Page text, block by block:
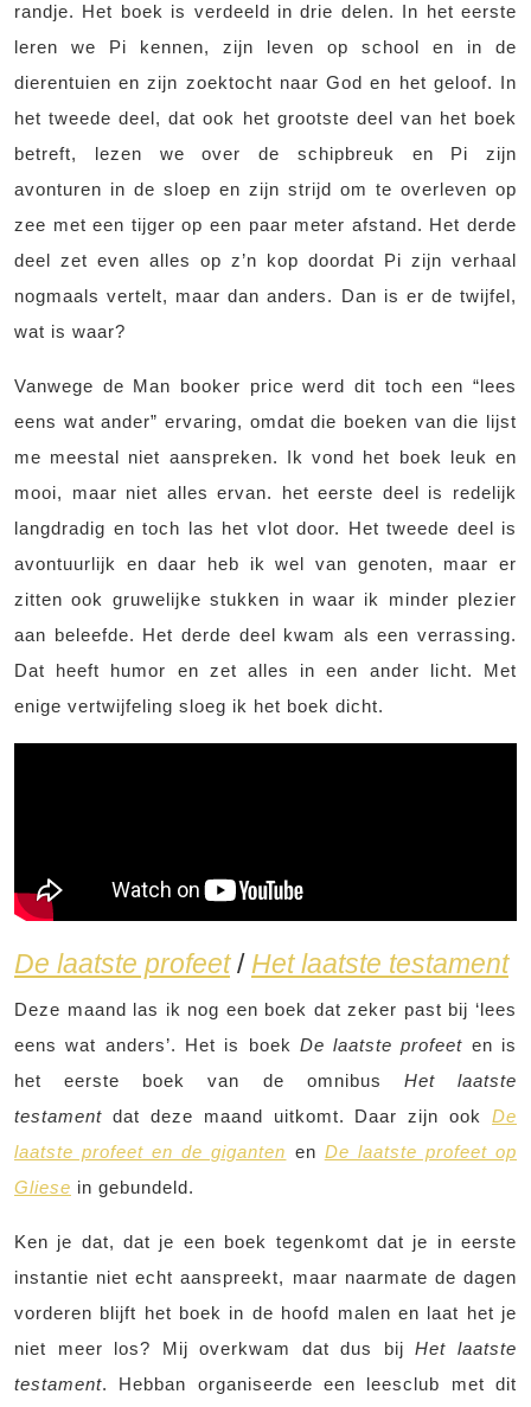
randje. Het boek is verdeeld in drie delen. In het eerste
leren we Pi kennen, zijn leven op school en in de
dierentuien en zijn zoektocht naar God en het geloof. In
het tweede deel, dat ook het grootste deel van het boek
betreft, lezen we over de schipbreuk en Pi zijn
avonturen in de sloep en zijn strijd om te overleven op
zee met een tijger op een paar meter afstand. Het derde
deel zet even alles op z’n kop doordat Pi zijn verhaal
nogmaals vertelt, maar dan anders. Dan is er de twijfel,
wat is waar?
Vanwege de Man booker price werd dit toch een “lees
eens wat ander” ervaring, omdat die boeken van die lijst
me meestal niet aanspreken. Ik vond het boek leuk en
mooi, maar niet alles ervan. het eerste deel is redelijk
langdradig en toch las het vlot door. Het tweede deel is
avontuurlijk en daar heb ik wel van genoten, maar er
zitten ook gruwelijke stukken in waar ik minder plezier
aan beleefde. Het derde deel kwam als een verrassing.
Dat heeft humor en zet alles in een ander licht. Met
enige vertwijfeling sloeg ik het boek dicht.
De laatste profeet/ Het laatste testament
Deze maand las ik nog een boek dat zeker past bij ‘lees
eens wat anders’. Het is boek De laatste profeet en is
het eerste boek van de omnibus Het laatste
testament dat deze maand uitkomt. Daar zijn ook De
laatste profeet en de giganten en De laatste profeet op
Gliese in gebundeld.
Ken je dat, dat je een boek tegenkomt dat je in eerste
instantie niet echt aanspreekt, maar naarmate de dagen
vorderen blijft het boek in de hoofd malen en laat het je
niet meer los? Mij overkwam dat dus bijHet laatste
testament. Hebban organiseerde een leesclub met dit